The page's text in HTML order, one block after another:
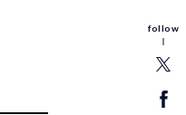
follow